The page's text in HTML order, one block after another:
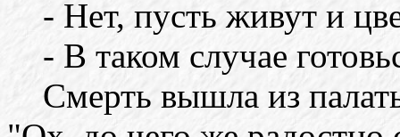
- Нет, пусть живут и
- В таком случае
Смерть вышла из